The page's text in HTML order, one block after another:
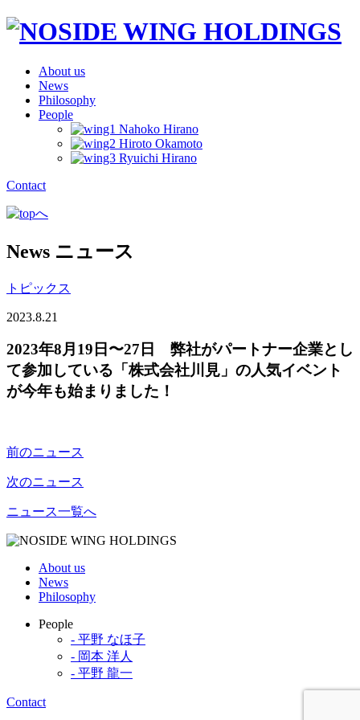
About us
News
Philosophy
People
Contact
News ニュース
トピックス
2023.8.21
2023年8月19日〜27日 弊社がパートナー企業とし
て参加している「株式会社川見」の人気イベント
が今年も始まりました！
前のニュース
次のニュース
ニュース一覧へ
About us
News
Philosophy
People
- 平野 なほ子
- 岡本 洋人
- 平野 龍一
Contact